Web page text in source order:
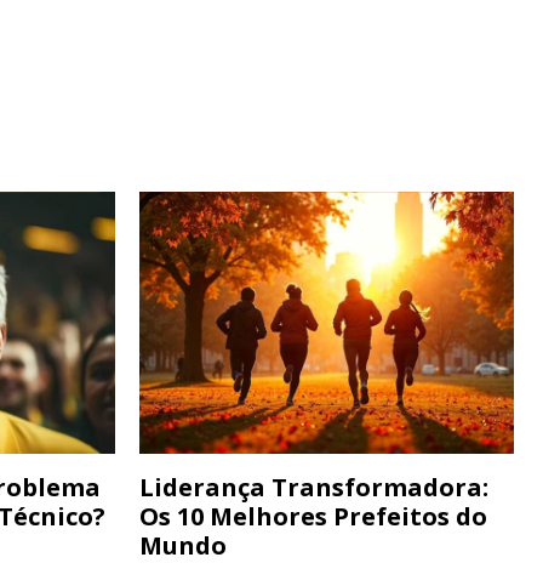
Liderança Transformadora:
Os 10 Melhores Prefeitos do
Mundo